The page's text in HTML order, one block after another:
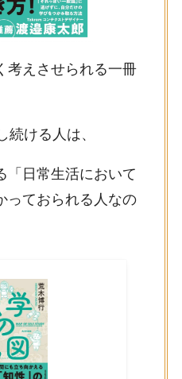
考えさせられる一冊
ける人は、
「日常生活において
っておられる人なの